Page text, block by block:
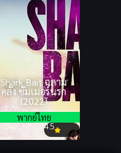
Shark Bait ฉลาม
คลั่ง ซัมเมอร์นรก
(2022)
4.5
พากย์ไทย